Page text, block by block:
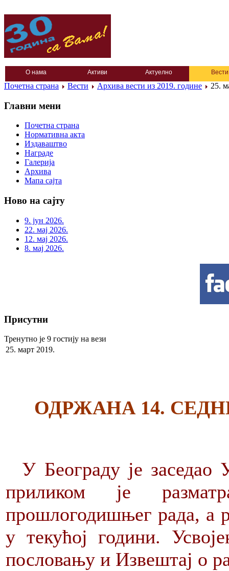
О нама Активи Актуелно Вести
Почетна страна Вести Архива вести из 2019. године 25.
Главни мени
Почетна страна
Нормативна акта
Издаваштво
Награде
Галерија
Архива
Мапа сајта
Ново на сајту
9. јун 2026.
22. мај 2026.
12. мај 2026.
8. мај 2026.
Присутни
Тренутно је 9 гостију на вези
25. март 2019.
ОДРЖАНА 14.
У Београду је
приликом је
прошлогодишњег рада, а
у текућој години.
пословању и Извештај о